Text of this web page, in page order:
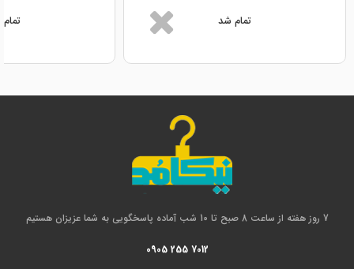
تمام شد
7 روز هفته از ساعت 8 صبح تا 10 شب آماده پاسخگویی به شما عزیزان هستیم
0905 255 7012